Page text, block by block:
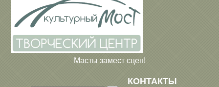
Масты замест сцен!
КОНТАКТЫ